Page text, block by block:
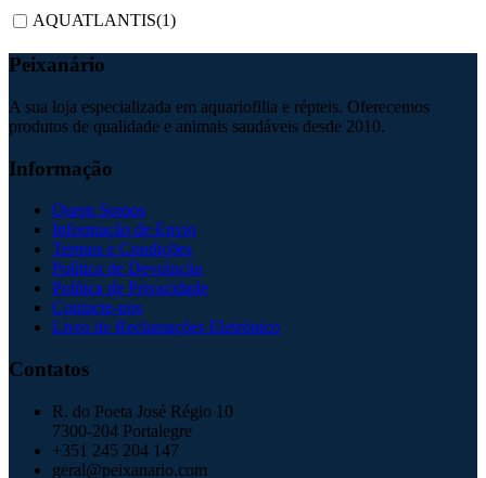
AQUATLANTIS(1)
Peixanário
A sua loja especializada em aquariofilia e répteis. Oferecemos
produtos de qualidade e animais saudáveis desde 2010.
Informação
Quem Somos
Informação de Envio
Termos e Condições
Política de Devolução
Política de Privacidade
Contacte-nos
Livro de Reclamações Eletrónico
Contatos
R. do Poeta José Régio 10
7300-204 Portalegre
+351 245 204 147
geral@peixanario.com